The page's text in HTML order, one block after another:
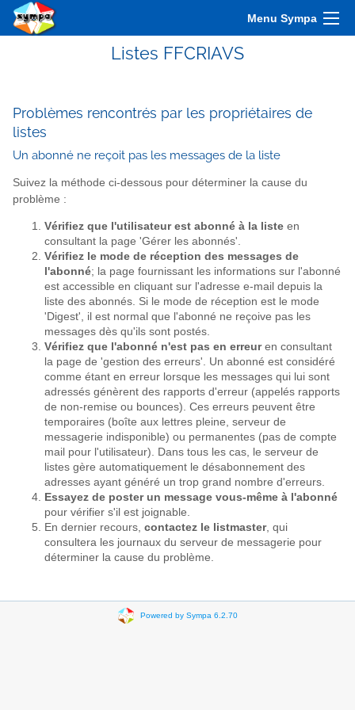
Menu Sympa
Listes FFCRIAVS
Problèmes rencontrés par les propriétaires de
listes
Un abonné ne reçoit pas les messages de la liste
Suivez la méthode ci-dessous pour déterminer la cause du
problème :
Vérifiez que l'utilisateur est abonné à la liste en
consultant la page 'Gérer les abonnés'.
Vérifiez le mode de réception des messages de
l'abonné; la page fournissant les informations sur l'abonné
est accessible en cliquant sur l'adresse e-mail depuis la
liste des abonnés. Si le mode de réception est le mode
'Digest', il est normal que l'abonné ne reçoive pas les
messages dès qu'ils sont postés.
Vérifiez que l'abonné n'est pas en erreuren consultant
la page de 'gestion des erreurs'. Un abonné est considéré
comme étant en erreur lorsque les messages qui lui sont
adressés génèrent des rapports d'erreur (appelés rapports
de non-remise ou bounces). Ces erreurs peuvent être
temporaires (boîte aux lettres pleine, serveur de
messagerie indisponible) ou permanentes (pas de compte
mail pour l'utilisateur). Dans tous les cas, le serveur de
listes gère automatiquement le désabonnement des
adresses ayant généré un trop grand nombre d'erreurs.
Essayez de poster un message vous-même à l'abonné
pour vérifier s'il est joignable.
En dernier recours, contactez le listmaster, qui
consultera les journaux du serveur de messagerie pour
déterminer la cause du problème.
Powered by Sympa 6.2.70